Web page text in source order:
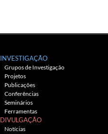
INVESTIGAÇÃO
Grupos de Investigação
Projetos
Publicações
Conferências
Seminários
Ferramentas
DIVULGAÇÃO
Notícias